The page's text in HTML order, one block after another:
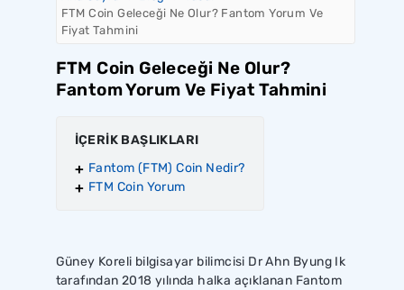
FTM Coin Geleceği Ne Olur? Fantom Yorum Ve
Fiyat Tahmini
FTM Coin Geleceği Ne Olur?
Fantom Yorum Ve Fiyat Tahmini
İÇERİK BAŞLIKLARI
Fantom (FTM) Coin Nedir?
FTM Coin Yorum
Güney Koreli bilgisayar bilimcisi Dr Ahn Byung Ik
tarafından 2018 yılında halka açıklanan Fantom